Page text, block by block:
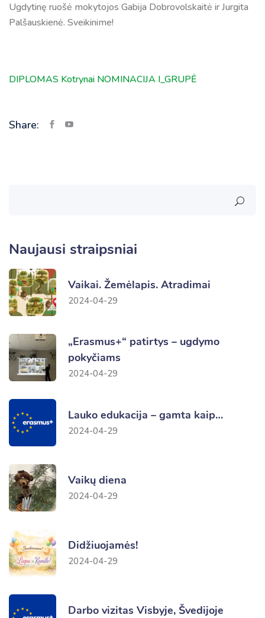
Ugdytinę ruošė mokytojos Gabija Dobrovolskaitė ir Jurgita
Palšauskienė. Sveikinime!
DIPLOMAS Kotrynai NOMINACIJA I_GRUPĖ
Share:
Naujausi straipsniai
Vaikai. Žemėlapis. Atradimai
2024-04-29
„Erasmus+“ patirtys – ugdymo
pokyčiams
2024-04-29
Lauko edukacija – gamta kaip…
2024-04-29
Vaikų diena
2024-04-29
Didžiuojamės!
2024-04-29
Darbo vizitas Visbyje, Švedijoje